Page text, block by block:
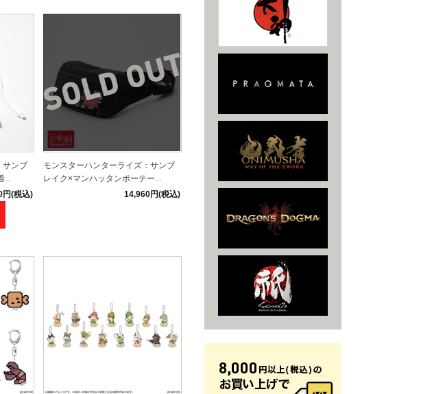
サンブ
...
円(税込)
モンスターハンターライズ：サンブ
レイク×マンハッタンポーテー...
14,960円(税込)